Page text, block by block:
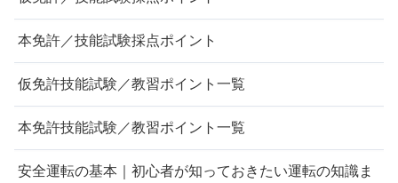
本免許／技能試験採点ポイント
仮免許技能試験／教習ポイント一覧
本免許技能試験／教習ポイント一覧
安全運転の基本｜初心者が知っておきたい運転の知識ま